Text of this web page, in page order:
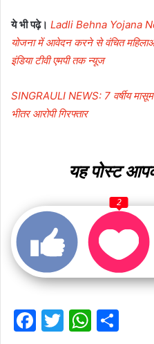
ये भी पढ़े। Ladli Behna Yojana
योजना में आवेदन करने से वंचित
इंडिया टीवी एमपी तक न्यूज
SINGRAULI NEWS: 7 वर्षीय
भीतर आरोपी गिरफ्तार
यह पोस्ट
2
F
T
W